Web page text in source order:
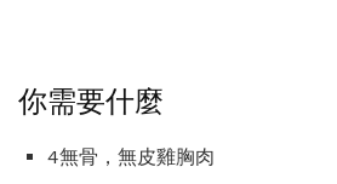
你需要什麼
4無骨，無皮雞胸肉